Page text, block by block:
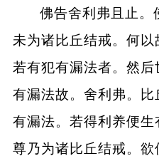
佛告舍利弗且止。
未为诸比丘结戒。何以
若有犯有漏法者。然
有漏法故。舍利弗。
有漏法。若得利养便
尊乃为诸比丘结戒。欲